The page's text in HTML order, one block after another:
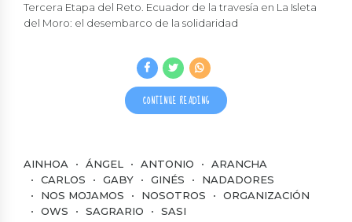
Tercera Etapa del Reto. Ecuador de la travesía en La Isleta
del Moro: el desembarco de la solidaridad
CONTINUE READING
AINHOA ÁNGEL ANTONIO
ARANCHA
CARLOS
GABY GINÉS
NADADORES
NOS MOJAMOS
NOSOTROS
ORGANIZACIÓN
OWS
SAGRARIO SASI